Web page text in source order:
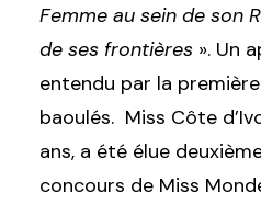
Femme au sein de son
de ses frontières ». Un
entendu par la
baoulés. Miss Côte
ans, a été élue
concours de Miss